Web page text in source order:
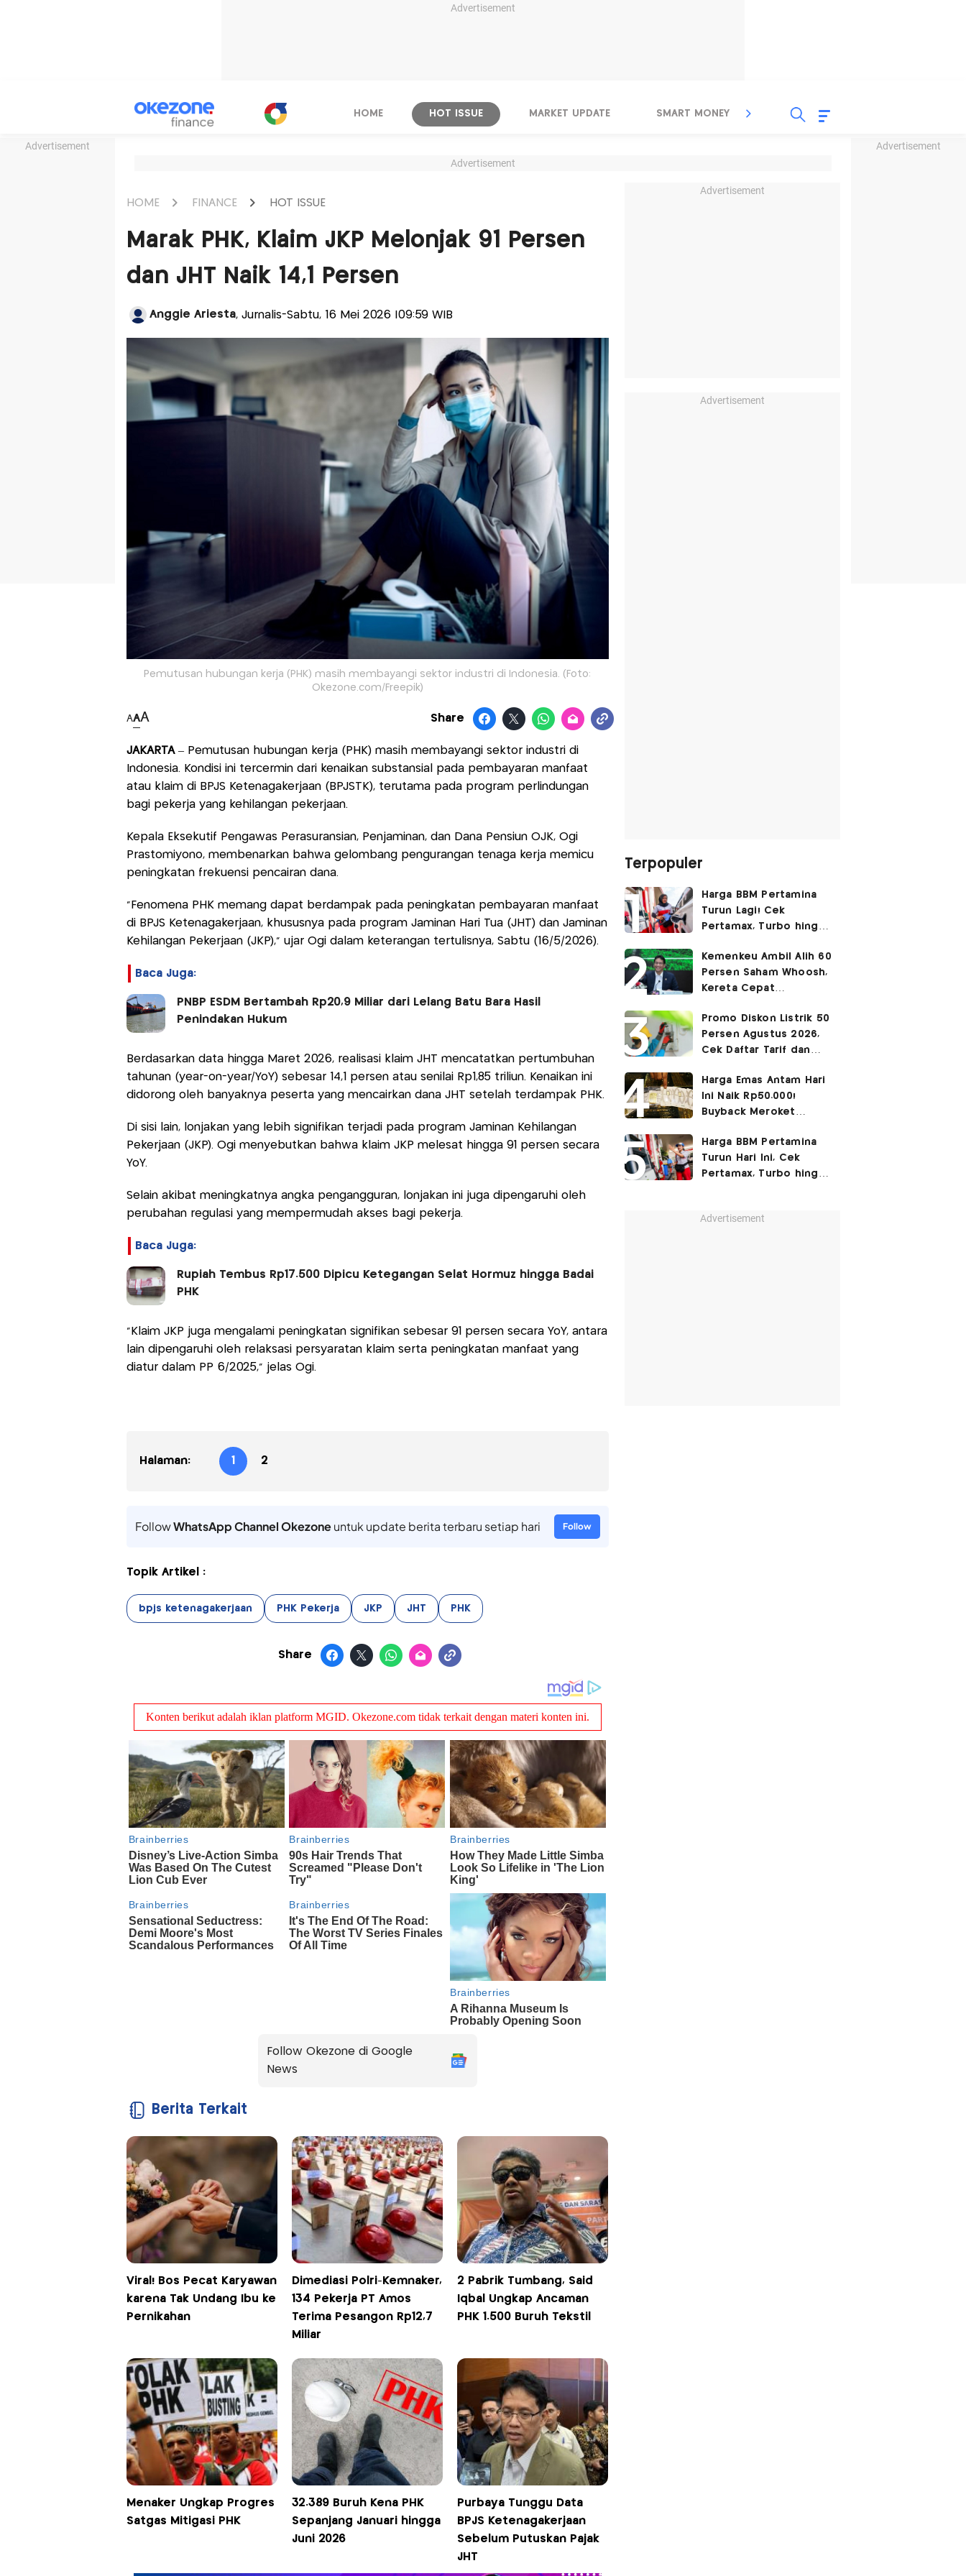
Advertisement
Advertisement Advertisement
HOME HOT ISSUE MARKET UPDATE SMART MONEY INSPIRASI BISNIS
Advertisement
HOME FINANCE HOT ISSUE
Marak PHK, Klaim JKP Melonjak 91 Persen
dan JHT Naik 14,1 Persen
Anggie Ariesta, Jurnalis-Sabtu, 16 Mei 2026 |09:59 WIB
Pemutusan hubungan kerja (PHK) masih membayangi sektor industri di Indonesia. (Foto:
Okezone.com/Freepik)
AAA Share
JAKARTA – Pemutusan hubungan kerja (PHK) masih membayangi sektor industri di
Indonesia. Kondisi ini tercermin dari kenaikan substansial pada pembayaran manfaat
atau klaim di BPJS Ketenagakerjaan (BPJSTK), terutama pada program perlindungan
bagi pekerja yang kehilangan pekerjaan.
Kepala Eksekutif Pengawas Perasuransian, Penjaminan, dan Dana Pensiun OJK, Ogi
Prastomiyono, membenarkan bahwa gelombang pengurangan tenaga kerja memicu
peningkatan frekuensi pencairan dana.
“Fenomena PHK memang dapat berdampak pada peningkatan pembayaran manfaat
di BPJS Ketenagakerjaan, khususnya pada program Jaminan Hari Tua (JHT) dan Jaminan
Kehilangan Pekerjaan (JKP),” ujar Ogi dalam keterangan tertulisnya, Sabtu (16/5/2026).
Baca Juga:
PNBP ESDM Bertambah Rp20,9 Miliar dari Lelang Batu Bara Hasil
Penindakan Hukum
Berdasarkan data hingga Maret 2026, realisasi klaim JHT mencatatkan pertumbuhan
tahunan (year-on-year/YoY) sebesar 14,1 persen atau senilai Rp1,85 triliun. Kenaikan ini
didorong oleh banyaknya peserta yang mencairkan dana JHT setelah terdampak PHK.
Di sisi lain, lonjakan yang lebih signifikan terjadi pada program Jaminan Kehilangan
Pekerjaan (JKP). Ogi menyebutkan bahwa klaim JKP melesat hingga 91 persen secara
YoY.
Selain akibat meningkatnya angka pengangguran, lonjakan ini juga dipengaruhi oleh
perubahan regulasi yang mempermudah akses bagi pekerja.
Baca Juga:
Rupiah Tembus Rp17.500 Dipicu Ketegangan Selat Hormuz hingga Badai
PHK
“Klaim JKP juga mengalami peningkatan signifikan sebesar 91 persen secara YoY, antara
lain dipengaruhi oleh relaksasi persyaratan klaim serta peningkatan manfaat yang
diatur dalam PP 6/2025,” jelas Ogi.
Halaman: 1 2
FollowWhatsApp Channel Okezoneuntuk update berita terbaru setiap hari Follow
Topik Artikel :
bpjs ketenagakerjaan PHK Pekerja JKP JHT PHK
Share
Follow Okezone di Google
News
Berita Terkait
Viral! Bos Pecat Karyawan
karena Tak Undang Ibu ke
Pernikahan
Dimediasi Polri-Kemnaker,
134 Pekerja PT Amos
Terima Pesangon Rp12,7
Miliar
2 Pabrik Tumbang, Said
Iqbal Ungkap Ancaman
PHK 1.500 Buruh Tekstil
Menaker Ungkap Progres
Satgas Mitigasi PHK
32.389 Buruh Kena PHK
Sepanjang Januari hingga
Juni 2026
Purbaya Tunggu Data
BPJS Ketenagakerjaan
Sebelum Putuskan Pajak
JHT
Advertisement
Advertisement
Terpopuler
Harga BBM Pertamina
Turun Lagi! Cek
Pertamax, Turbo hingga
Agustus 2026
Kemenkeu Ambil Alih 60
Persen Saham Whoosh,
Kereta Cepat
Surabaya
Promo Diskon Listrik 50
Persen Agustus 2026,
Cek Daftar Tarif dan
Harga Emas Antam Hari
Ini Naik Rp50.000!
Buyback Meroket
Harga BBM Pertamina
Turun Hari Ini, Cek
Pertamax, Turbo hingga
Advertisement